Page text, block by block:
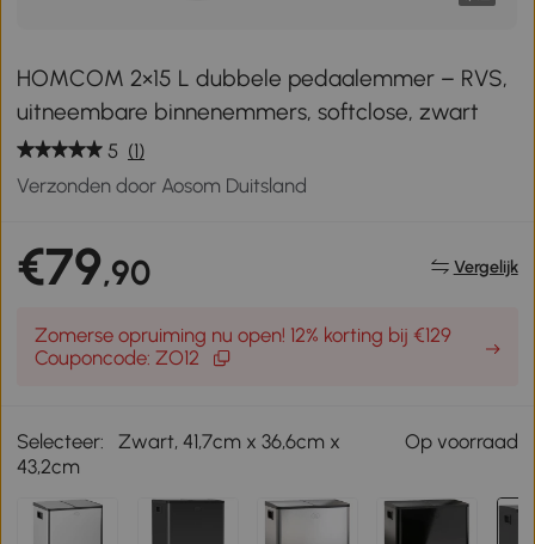
HOMCOM 2×15 L dubbele pedaalemmer – RVS,
uitneembare binnenemmers, softclose, zwart
5 (1)
Verzonden door Aosom Duitsland
€79,90 Vergelijk
Zomerse opruiming nu open! 12% korting bij €129
Couponcode: ZO12
Selecteer:
Zwart, 41,7cm x 36,6cm x
43,2cm
Op voorraad